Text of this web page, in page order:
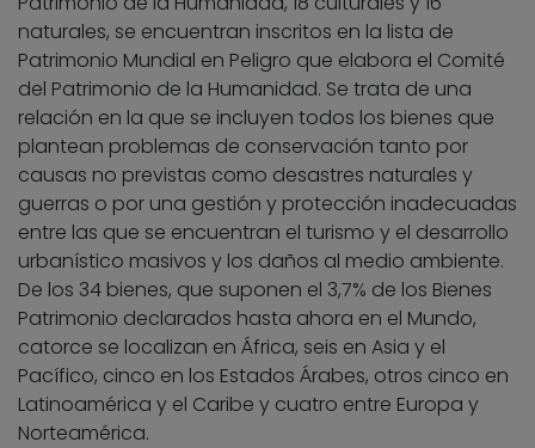
naturales, se encuentran inscritos en la lista de
Patrimonio Mundial en Peligro que elabora el Comité
del Patrimonio de la Humanidad. Se trata de una
relación en la que se incluyen todos los bienes que
plantean problemas de conservación tanto por
causas no previstas como desastres naturales y
guerras o por una gestión y protección inadecuadas
entre las que se encuentran el turismo y el desarrollo
urbanístico masivos y los daños al medio ambiente.
De los 34 bienes, que suponen el 3,7% de los Bienes
Patrimonio declarados hasta ahora en el Mundo,
catorce se localizan en África, seis en Asia y el
Pacífico, cinco en los Estados Árabes, otros cinco en
Latinoamérica y el Caribe y cuatro entre Europa y
Norteamérica.